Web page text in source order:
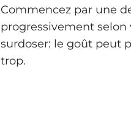
Commencez par une
progressivement
surdoser: le goût peut
trop.